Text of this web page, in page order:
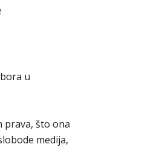
u
prava, što ona
medija,